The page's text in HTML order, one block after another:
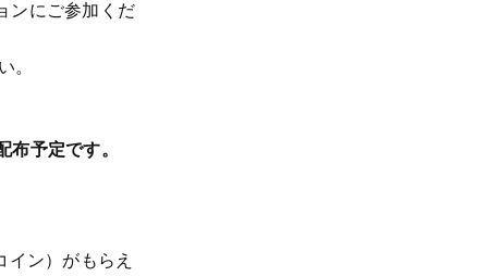
ンにご参加くだ
。
布予定です。
ン）がもらえ